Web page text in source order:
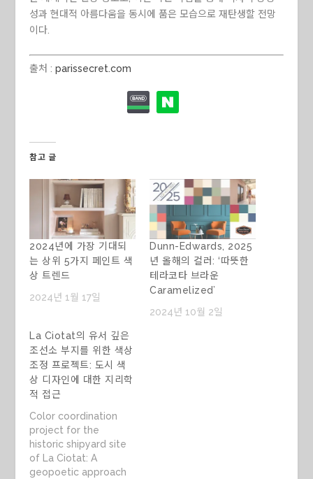
성과 현대적 아름다움을 동시에 품은 모습으로 재탄생할 전망
이다.
출처 :parissecret.com
참고 글
2024년에 가장 기대되
는 상위 5가지 페인트 색
상 트렌드
2024년 1월 17일
Dunn-Edwards, 2025
년 올해의 컬러: ‘따뜻한
테라코타 브라운
Caramelized’
2024년 10월 2일
La Ciotat의 유서 깊은
조선소 부지를 위한 색상
조정 프로젝트: 도시 색
상 디자인에 대한 지리학
적 접근
Color coordination
project for the
historic shipyard site
of La Ciotat: A
geopoetic approach